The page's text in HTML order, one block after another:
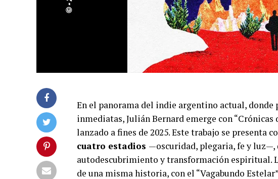
En el panorama del indie argentino actual,
inmediatas, Julián Bernard emerge con “Crónicas
lanzado a fines de 2025. Este trabajo se presenta
cuatro estadios —oscuridad, plegaria, fe y
autodescubrimiento y transformación espiritual.
de una misma historia, con el “Vagabundo